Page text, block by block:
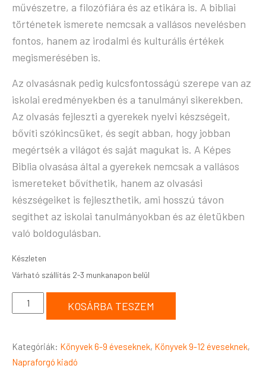
művészetre, a filozófiára és az etikára is. A bibliai
történetek ismerete nemcsak a vallásos nevelésben
fontos, hanem az irodalmi és kulturális értékek
megismerésében is.
Az olvasásnak pedig kulcsfontosságú szerepe van az
iskolai eredményekben és a tanulmányi sikerekben.
Az olvasás fejleszti a gyerekek nyelvi készségeit,
bővíti szókincsüket, és segít abban, hogy jobban
megértsék a világot és saját magukat is. A Képes
Biblia olvasása által a gyerekek nemcsak a vallásos
ismereteket bővíthetik, hanem az olvasási
készségeiket is fejleszthetik, ami hosszú távon
segíthet az iskolai tanulmányokban és az életükben
való boldogulásban.
Készleten
KOSÁRBA TESZEM
Kategóriák: Könyvek 6-9 éveseknek, Könyvek 9-12 éveseknek,
Napraforgó kiadó